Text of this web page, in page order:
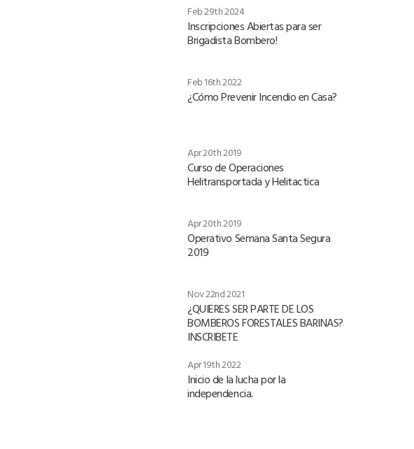
Feb 29th 2024
Inscripciones Abiertas para ser
Brigadista Bombero!
Feb 16th 2022
¿Cómo Prevenir Incendio en Casa?
Apr 20th 2019
Curso de Operaciones
Helitransportada y Helitactica
Apr 20th 2019
Operativo Semana Santa Segura
2019
Nov 22nd 2021
¿QUIERES SER PARTE DE LOS
BOMBEROS FORESTALES BARINAS?
INSCRIBETE
Apr 19th 2022
Inicio de la lucha por la
independencia.